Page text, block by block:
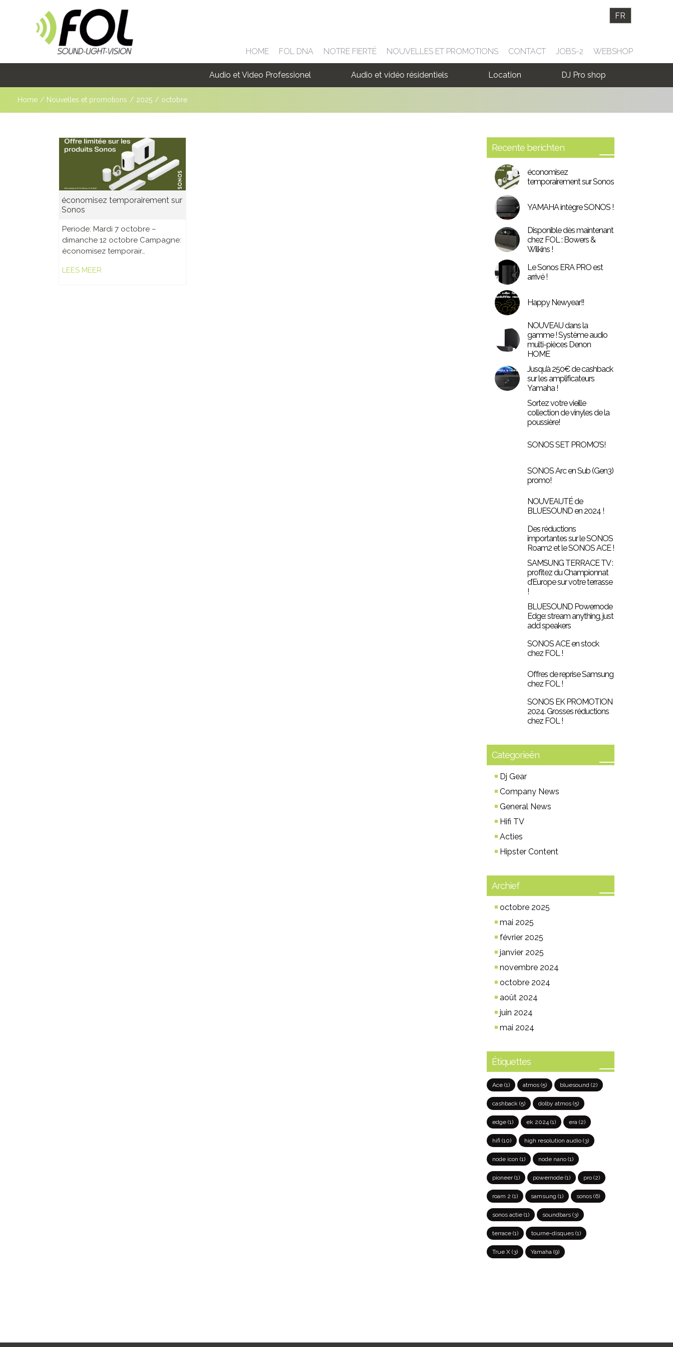
FR
HOME FOL DNA NOTRE FIERTÉ NOUVELLES ET PROMOTIONS CONTACT JOBS-2 WEBSHOP
Audio et Video Professionel Audio et vidéo résidentiels Location DJ Pro shop
Home / Nouvelles et promotions / 2025 / octobre
économisez temporairement sur
Sonos
Periode: Mardi 7 octobre –
dimanche 12 octobre Campagne:
économisez temporair…
LEES MEER
Recente berichten
économisez
temporairement sur Sonos
YAMAHA intègre SONOS !
Disponible dès maintenant
chez FOL : Bowers &
Wilkins !
Le Sonos ERA PRO est
arrivé !
Happy Newyear!!
NOUVEAU dans la
gamme ! Système audio
multi-pièces Denon
HOME
Jusqu’à 250€ de cashback
sur les amplificateurs
Yamaha !
Sortez votre vieille
collection de vinyles de la
poussière!
SONOS SET PROMO’S!
SONOS Arc en Sub (Gen3)
promo!
NOUVEAUTÉ de
BLUESOUND en 2024 !
Des réductions
importantes sur le SONOS
Roam2 et le SONOS ACE !
SAMSUNG TERRACE TV :
profitez du Championnat
d’Europe sur votre terrasse
!
BLUESOUND Powernode
Edge: stream anything, just
add speakers
SONOS ACE en stock
chez FOL !
Offres de reprise Samsung
chez FOL !
SONOS EK PROMOTION
2024. Grosses réductions
chez FOL !
Categorieën
Dj Gear
Company News
General News
Hifi TV
Acties
Hipster Content
Archief
octobre 2025
mai 2025
février 2025
janvier 2025
novembre 2024
octobre 2024
août 2024
juin 2024
mai 2024
Étiquettes
Ace (1) atmos (5) bluesound (2)
cashback (5) dolby atmos (5)
edge (1) ek 2024 (1) era (2)
hifi (10) high resolution audio (3)
node icon (1) node nano (1)
pioneer(1) powernode (1) pro (2)
roam 2 (1) samsung (1) sonos (6)
sonos actie (1) soundbars (3)
terrace (1) tourne-disques (1)
True X (3) Yamaha (9)